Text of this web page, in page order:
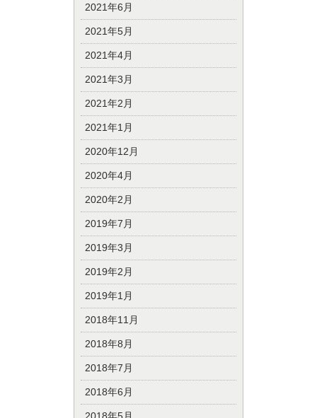
2021年6月
2021年5月
2021年4月
2021年3月
2021年2月
2021年1月
2020年12月
2020年4月
2020年2月
2019年7月
2019年3月
2019年2月
2019年1月
2018年11月
2018年8月
2018年7月
2018年6月